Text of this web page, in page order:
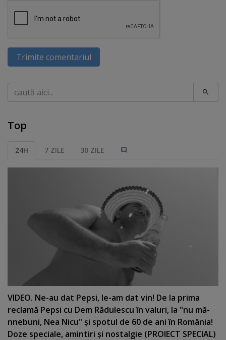
Trimite comentariul
Caută
Top
24H 7 ZILE 30 ZILE
VIDEO. Ne-au dat Pepsi, le-am dat vin! De la prima
reclamă Pepsi cu Dem Rădulescu în valuri, la "nu mă-
nnebuni, Nea Nicu" şi spotul de 60 de ani în România!
Doze speciale, amintiri şi nostalgie (PROIECT SPECIAL)